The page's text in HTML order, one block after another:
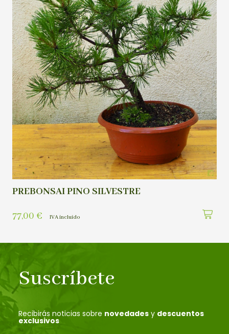
PREBONSAI PINO SILVESTRE
77,00 € IVA incluído
Suscríbete
Recibirás noticias sobre novedades y descuentos
exclusivos